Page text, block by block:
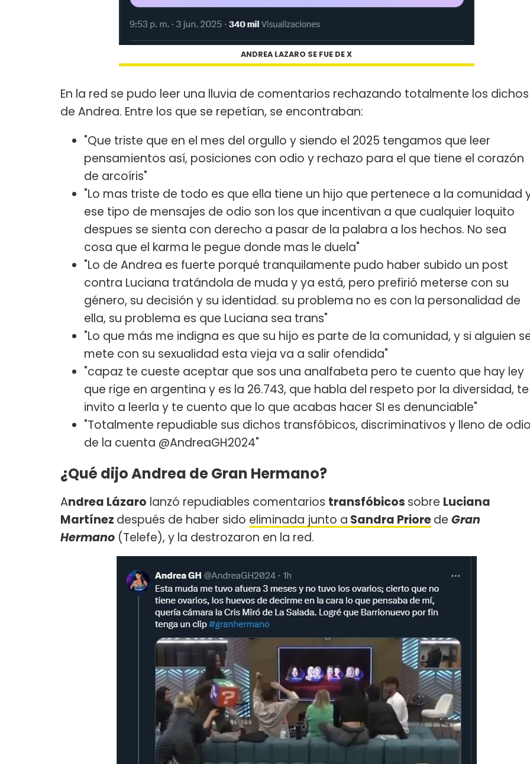
ANDREA LAZARO SE FUE DE X
En la red se pudo leer una lluvia de comentarios rechazando totalmente los dichos
de Andrea. Entre los que se repetían, se encontraban:
"Que triste que en el mes del orgullo y siendo el 2025 tengamos que leer
pensamientos así, posiciones con odio y rechazo para el que tiene el corazón
de arcoíris"
"Lo mas triste de todo es que ella tiene un hijo que pertenece a la comunidad
ese tipo de mensajes de odio son los que incentivan a que cualquier loquito
despues se sienta con derecho a pasar de la palabra a los hechos. No sea
cosa que el karma le pegue donde mas le duela"
"Lo de Andrea es fuerte porqué tranquilamente pudo haber subido un post
contra Luciana tratándola de muda y ya está, pero prefirió meterse con su
género, su decisión y su identidad. su problema no es con la personalidad de
ella, su problema es que Luciana sea trans"
"Lo que más me indigna es que su hijo es parte de la comunidad, y si alguien
mete con su sexualidad esta vieja va a salir ofendida"
"capaz te cueste aceptar que sos una analfabeta pero te cuento que hay ley
que rige en argentina y es la 26.743, que habla del respeto por la diversidad, te
invito a leerla y te cuento que lo que acabas hacer SI es denunciable"
"Totalmente repudiable sus dichos transfóbicos, discriminativos y lleno de
de la cuenta @AndreaGH2024"
¿Qué dijo Andrea de Gran Hermano?
Andrea Lázaro lanzó repudiables comentarios transfóbicos sobre Luciana
Martínez después de haber sido eliminada junto a Sandra Priorede Gran
Hermano (Telefe), y la destrozaron en la red.